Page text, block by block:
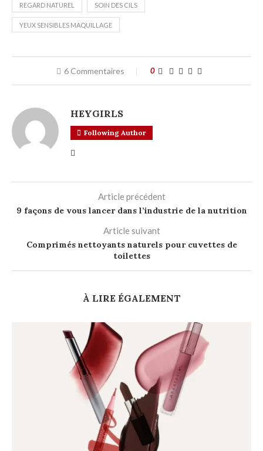
REGARD NATUREL SOIN DES CILS
YEUX SENSIBLES MAQUILLAGE
6 Commentaires 0
HEYGIRLS
Following Author
Article précédent
9 façons de vous lancer dans l’industrie de la nutrition
Article suivant
Comprimés nettoyants naturels pour cuvettes de
toilettes
À LIRE ÉGALEMENT